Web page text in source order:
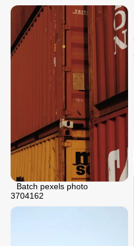
Batch pexels photo
3704162